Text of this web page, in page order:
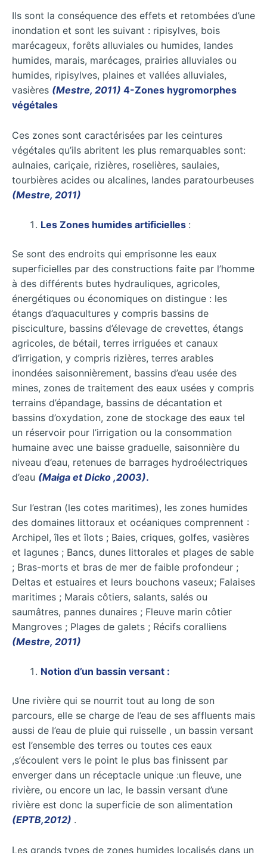
Ils sont la conséquence des effets et retombées d’une
inondation et sont les suivant : ripisylves, bois
marécageux, forêts alluviales ou humides, landes
humides, marais, marécages, prairies alluviales ou
humides, ripisylves, plaines et vallées alluviales,
vasières (Mestre, 2011) 4-Zones hygromorphes
végétales
Ces zones sont caractérisées par les ceintures
végétales qu’ils abritent les plus remarquables sont:
aulnaies, cariçaie, rizières, roselières, saulaies,
tourbières acides ou alcalines, landes paratourbeuses
(Mestre, 2011)
Les Zones humides artificielles :
Se sont des endroits qui emprisonne les eaux
superficielles par des constructions faite par l’homme
à des différents butes hydrauliques, agricoles,
énergétiques ou économiques on distingue : les
étangs d’aquacultures y compris bassins de
pisciculture, bassins d’élevage de crevettes, étangs
agricoles, de bétail, terres irriguées et canaux
d’irrigation, y compris rizières, terres arables
inondées saisonnièrement, bassins d’eau usée des
mines, zones de traitement des eaux usées y compris
terrains d’épandage, bassins de décantation et
bassins d’oxydation, zone de stockage des eaux tel
un réservoir pour l’irrigation ou la consommation
humaine avec une baisse graduelle, saisonnière du
niveau d’eau, retenues de barrages hydroélectriques
d’eau (Maiga et Dicko ,2003).
Sur l’estran (les cotes maritimes), les zones humides
des domaines littoraux et océaniques comprennent :
Archipel, îles et îlots ; Baies, criques, golfes, vasières
et lagunes ; Bancs, dunes littorales et plages de sable
; Bras-morts et bras de mer de faible profondeur ;
Deltas et estuaires et leurs bouchons vaseux; Falaises
maritimes ; Marais côtiers, salants, salés ou
saumâtres, pannes dunaires ; Fleuve marin côtier
Mangroves ; Plages de galets ; Récifs coralliens
(Mestre, 2011)
Notion d’un bassin versant :
Une rivière qui se nourrit tout au long de son
parcours, elle se charge de l’eau de ses affluents mais
aussi de l’eau de pluie qui ruisselle , un bassin versant
est l’ensemble des terres ou toutes ces eaux
,s’écoulent vers le point le plus bas finissent par
enverger dans un réceptacle unique :un fleuve, une
rivière, ou encore un lac, le bassin versant d’une
rivière est donc la superficie de son alimentation
(EPTB,2012) .
Les grands types de zones humides localisés dans un